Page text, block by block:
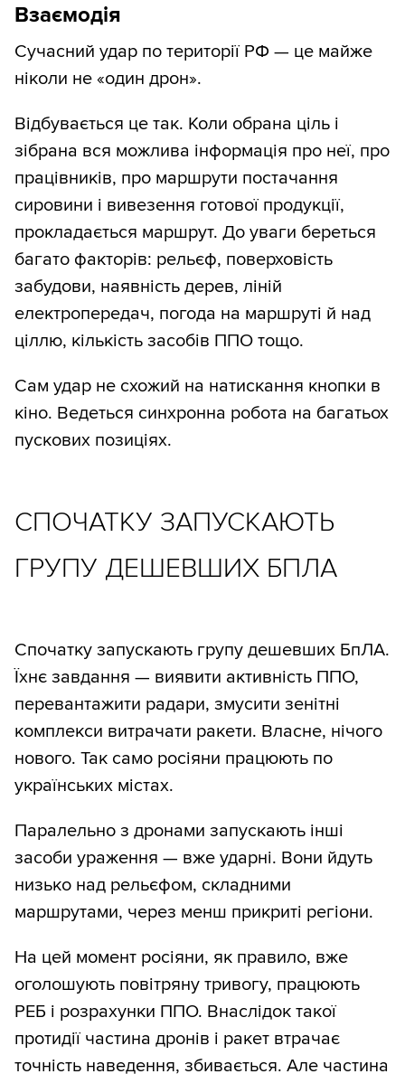
Взаємодія
Сучасний удар по території РФ — це майже
ніколи не «один дрон».
Відбувається це так. Коли обрана ціль і
зібрана вся можлива інформація про неї, про
працівників, про маршрути постачання
сировини і вивезення готової продукції,
прокладається маршрут. До уваги береться
багато факторів: рельєф, поверховість
забудови, наявність дерев, ліній
електропередач, погода на маршруті й над
ціллю, кількість засобів ППО тощо.
Сам удар не схожий на натискання кнопки в
кіно. Ведеться синхронна робота на багатьох
пускових позиціях.
СПОЧАТКУ ЗАПУСКАЮТЬ
ГРУПУ ДЕШЕВШИХ БПЛА
Спочатку запускають групу дешевших БпЛА.
Їхнє завдання — виявити активність ППО,
перевантажити радари, змусити зенітні
комплекси витрачати ракети. Власне, нічого
нового. Так само росіяни працюють по
українських містах.
Паралельно з дронами запускають інші
засоби ураження — вже ударні. Вони йдуть
низько над рельєфом, складними
маршрутами, через менш прикриті регіони.
На цей момент росіяни, як правило, вже
оголошують повітряну тривогу, працюють
РЕБ і розрахунки ППО. Внаслідок такої
протидії частина дронів і ракет втрачає
точність наведення, збивається. Але частина